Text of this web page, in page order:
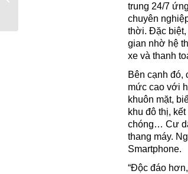
trung 24/7
chuyên
thời. Đặc biệt,
gian nhờ hệ
xe và thanh
Bên cạnh đó,
mức cao với
khuôn mặt,
khu đô thị,
chóng… Cư
thang máy.
Smartphone.
“Độc đáo